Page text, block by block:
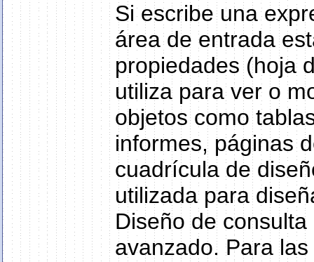
Si escribe una
área de entrada
propiedades (hoja
utiliza para ver o
objetos como
informes, páginas
cuadrícula de
utilizada para
Diseño de
avanzado. Para